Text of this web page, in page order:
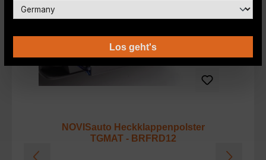
NOVISauto Heckklappenpolster
TGMAT - BRFRD12
Los geht's